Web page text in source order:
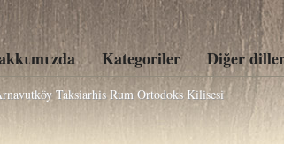
Kategoriler Diğer
Taksiarhis Rum Ortodoks Kilisesi